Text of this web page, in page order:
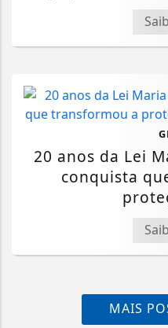
20 anos da Lei
conquista
MAIS